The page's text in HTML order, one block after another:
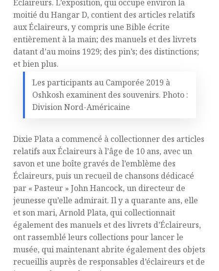
Éclaireurs. L’exposition, qui occupe environ la
moitié du Hangar D, contient des articles relatifs
aux Éclaireurs, y compris une Bible écrite
entièrement à la main; des manuels et des livrets
datant d’au moins 1929; des pin’s; des distinctions;
et bien plus.
Les participants au Camporée 2019 à
Oshkosh examinent des souvenirs. Photo :
Division Nord-Américaine
Dixie Plata a commencé à collectionner des articles
relatifs aux Éclaireurs à l’âge de 10 ans, avec un
savon et une boîte gravés de l’emblème des
Éclaireurs, puis un recueil de chansons dédicacé
par « Pasteur » John Hancock, un directeur de
jeunesse qu’elle admirait. Il y a quarante ans, elle
et son mari, Arnold Plata, qui collectionnait
également des manuels et des livrets d’Éclaireurs,
ont rassemblé leurs collections pour lancer le
musée, qui maintenant abrite également des objets
recueillis auprès de responsables d’éclaireurs et de